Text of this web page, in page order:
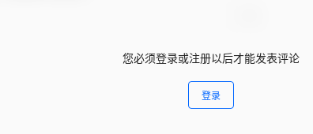
您必须登录或注册以后才能发表评论
登录